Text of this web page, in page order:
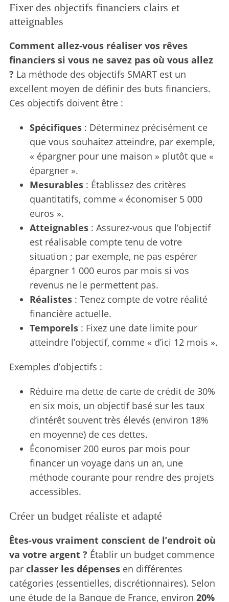
Fixer des objectifs financiers clairs et
atteignables
Comment allez-vous réaliser vos rêves
financiers si vous ne savez pas où vous allez
? La méthode des objectifs SMART est un
excellent moyen de définir des buts financiers.
Ces objectifs doivent être :
Spécifiques: Déterminez précisément ce
que vous souhaitez atteindre, par exemple,
« épargner pour une maison » plutôt que «
épargner ».
Mesurables: Établissez des critères
quantitatifs, comme « économiser 5 000
euros ».
Atteignables: Assurez-vous que l’objectif
est réalisable compte tenu de votre
situation ; par exemple, ne pas espérer
épargner 1 000 euros par mois si vos
revenus ne le permettent pas.
Réalistes: Tenez compte de votre réalité
financière actuelle.
Temporels: Fixez une date limite pour
atteindre l’objectif, comme « d’ici 12 mois ».
Exemples d’objectifs :
Réduire ma dette de carte de crédit de 30%
en six mois, un objectif basé sur les taux
d’intérêt souvent très élevés (environ 18%
en moyenne) de ces dettes.
Économiser 200 euros par mois pour
financer un voyage dans un an, une
méthode courante pour rendre des projets
accessibles.
Créer un budget réaliste et adapté
Êtes-vous vraiment conscient de l’endroit où
va votre argent ? Établir un budget commence
par classer les dépensesen différentes
catégories (essentielles, discrétionnaires). Selon
une étude de la Banque de France, environ 20%